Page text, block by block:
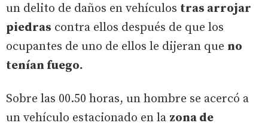
un delito de daños en vehículos tras arrojar
piedras contra ellos después de que los
ocupantes de uno de ellos le dijeran que no
tenían fuego.
Sobre las 00.50 horas, un hombre se acercó a
un vehículo estacionado en la zona de